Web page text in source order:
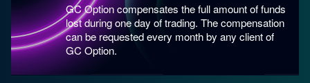
GC Option compensates the full amount of funds
lost during one day of trading. The compensation
can be requested every month by any client of
GC Option.